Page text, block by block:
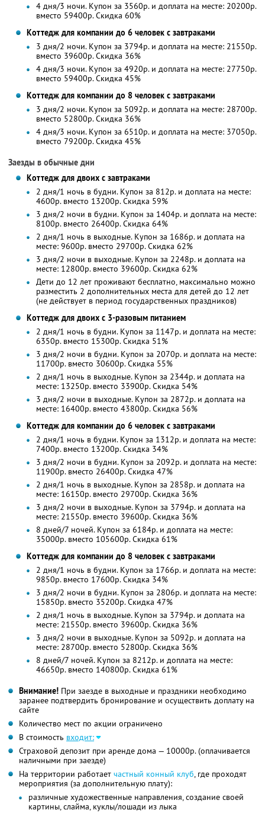
4 дня/3 ночи. Купон за 3560р. и доплата на месте: 20200р.
вместо 59400р. Скидка 60%
Коттедж для компании до 6 человек с завтраками
3 дня/2 ночи. Купон за 3794р. и доплата на месте: 21550р.
вместо 39600р. Скидка 36%
4 дня/3 ночи. Купон за 4920р. и доплата на месте: 27750р.
вместо 59400р. Скидка 45%
Коттедж для компании до 8 человек с завтраками
3 дня/2 ночи. Купон за 5092р. и доплата на месте: 28700р.
вместо 52800р. Скидка 36%
4 дня/3 ночи. Купон за 6510р. и доплата на месте: 37050р.
вместо 79200р. Скидка 45%
Заезды в обычные дни
Коттедж для двоих с завтраками
2 дня/1 ночь в будни. Купон за 812р. и доплата на месте:
4600р. вместо 13200р. Скидка 59%
3 дня/2 ночи в будни. Купон за 1404р. и доплата на месте:
8100р. вместо 26400р. Скидка 64%
2 дня/1 ночь в выходные. Купон за 1686р. и доплата на
месте: 9600р. вместо 29700р. Скидка 62%
3 дня/2 ночи в выходные. Купон за 2248р. и доплата на
месте: 12800р. вместо 39600р. Скидка 62%
Дети до 12 лет проживают бесплатно, максимально можно
разместить 2 дополнительных места для детей до 12 лет
(не действует в период государственных праздников)
Коттедж для двоих с 3-разовым питанием
2 дня/1 ночь в будни. Купон за 1147р. и доплата на месте:
6350р. вместо 15300р. Скидка 51%
3 дня/2 ночи в будни. Купон за 2070р. и доплата на месте:
11700р. вместо 30600р. Скидка 55%
2 дня/1 ночь в выходные. Купон за 2344р. и доплата на
месте: 13250р. вместо 33900р. Скидка 54%
3 дня/2 ночи в выходные. Купон за 2872р. и доплата на
месте: 16400р. вместо 43800р. Скидка 56%
Коттедж для компании до 6 человек с завтраками
2 дня/1 ночь в будни. Купон за 1312р. и доплата на месте:
7400р. вместо 13200р. Скидка 34%
3 дня/2 ночи в будни. Купон за 2092р. и доплата на месте:
11900р. вместо 26400р. Скидка 47%
2 дня/1 ночь в выходные. Купон за 2858р. и доплата на
месте: 16150р. вместо 29700р. Скидка 36%
3 дня/2 ночи в выходные. Купон за 3794р. и доплата на
месте: 21550р. вместо 39600р. Скидка 36%
8 дней/7 ночей. Купон за 6184р. и доплата на месте:
35000р. вместо 105600р. Скидка 61%
Коттедж для компании до 8 человек с завтраками
2 дня/1 ночь в будни. Купон за 1766р. и доплата на месте:
9850р. вместо 17600р. Скидка 34%
3 дня/2 ночи в будни. Купон за 2806р. и доплата на месте:
15850р. вместо 35200р. Скидка 47%
2 дня/1 ночь в выходные. Купон за 3794р. и доплата на
месте: 21550р. вместо 39600р. Скидка 36%
3 дня/2 ночи в выходные. Купон за 5092р. и доплата на
месте: 28700р. вместо 52800р. Скидка 36%
8 дней/7 ночей. Купон за 8212р. и доплата на месте:
46650р. вместо 140800р. Скидка 61%
Внимание! При заезде в выходные и праздники необходимо
заранее подтвердить бронирование и осуществить доплату на
сайте
Количество мест по акции ограничено
В стоимость входит:
Страховой депозит при аренде дома — 10000р. (оплачивается
наличными при заезде)
На территории работает частный конный клуб, где проходят
мероприятия (за дополнительную плату):
различные художественные направления, создание своей
картины, слайма, куклы/лошади из лыка